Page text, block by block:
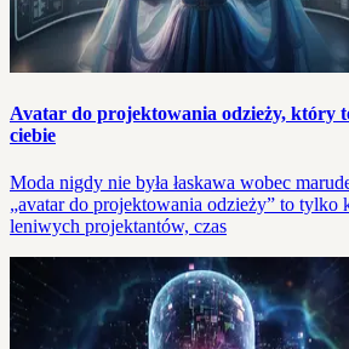
Avatar do projektowania odzieży, który
ciebie
Moda nigdy nie była łaskawa wobec
„avatar do projektowania odzieży” to tylko
leniwych projektantów, czas